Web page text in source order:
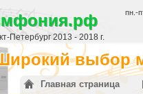
Петербург 2013 - 2018 г.
пн.-
выбор
Главная страница